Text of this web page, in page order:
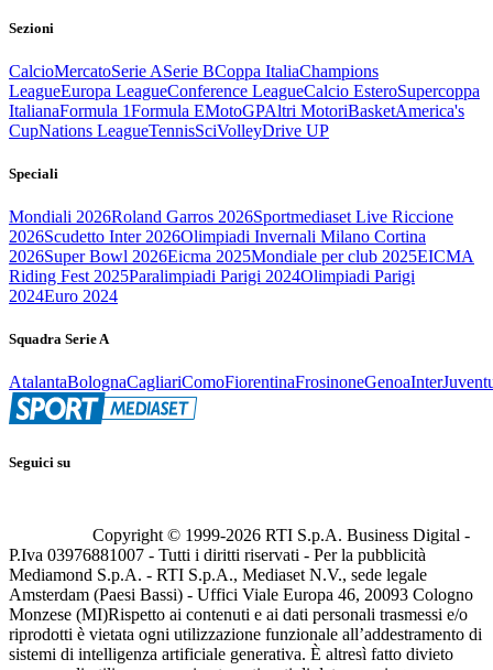
Sezioni
CalcioMercatoSerie ASerie BCoppa ItaliaChampions
LeagueEuropa LeagueConference LeagueCalcio EsteroSupercoppa
ItalianaFormula 1Formula EMotoGPAltri MotoriBasketAmerica's
CupNations LeagueTennisSciVolleyDrive UP
Speciali
Mondiali 2026Roland Garros 2026Sportmediaset Live Riccione
2026Scudetto Inter 2026Olimpiadi Invernali Milano Cortina
2026Super Bowl 2026Eicma 2025Mondiale per club 2025EICMA
Riding Fest 2025Paralimpiadi Parigi 2024Olimpiadi Parigi
2024Euro 2024
Squadra Serie A
AtalantaBolognaCagliariComoFiorentinaFrosinoneGenoaInter
Seguici su
Copyright © 1999-2026 RTI S.p.A. Business Digital -
P.Iva 03976881007 - Tutti i diritti riservati - Per la pubblicità
Mediamond S.p.A. - RTI S.p.A., Mediaset N.V., sede legale
Amsterdam (Paesi Bassi) - Uffici Viale Europa 46, 20093 Cologno
Monzese (MI)Rispetto ai contenuti e ai dati personali trasmessi e/o
riprodotti è vietata ogni utilizzazione funzionale all’addestramento di
sistemi di intelligenza artificiale generativa. È altresì fatto divieto